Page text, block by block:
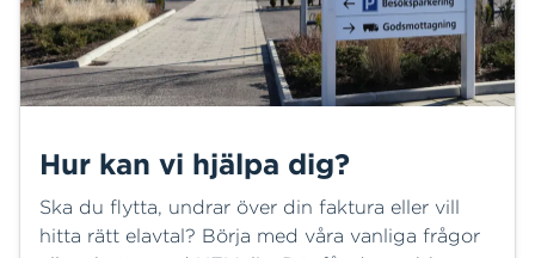
Hur kan vi hjälpa dig?
Ska du flytta, undrar över din faktura eller vill
hitta rätt elavtal? Börja med våra vanliga frågor